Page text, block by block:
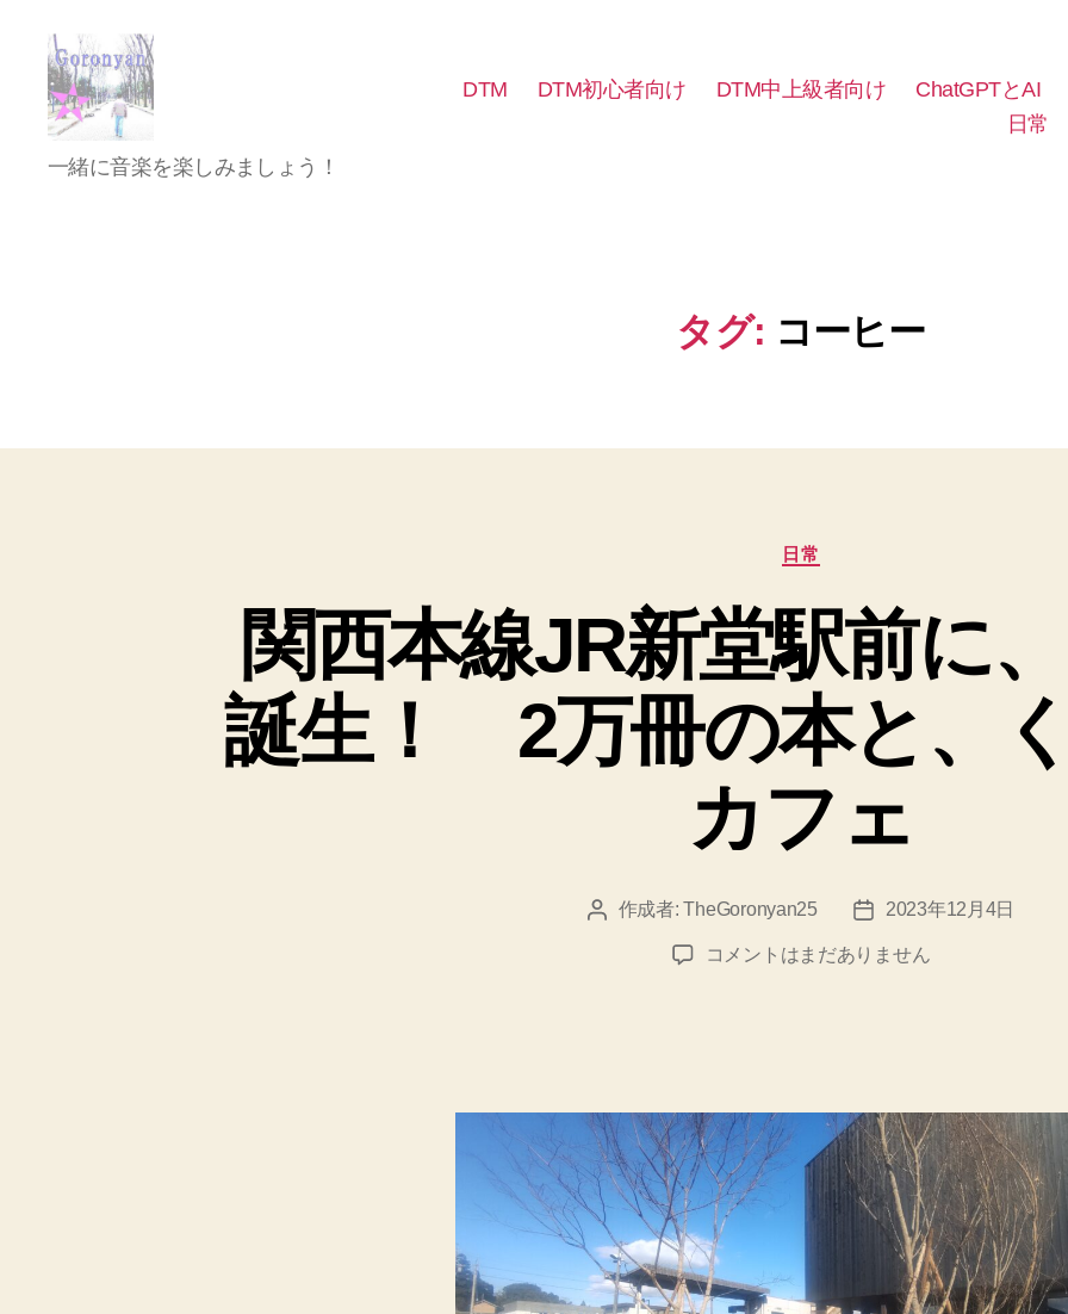
Goronyan
一緒に音楽を楽しみましょう！
DTM DTM初心者向け DTM中上級者向け
ChatGPTとAI
日常
タグ: コーヒー
カ
テ
リ
ー
日常
関西本線JR新堂駅前に
誕生！ 2万冊の本と、
カフェ
投 作成者: TheGoronyan25
投
日
2023年12月4日
関
堂
駅
前
に、
図
書
館
コメントはまだありません